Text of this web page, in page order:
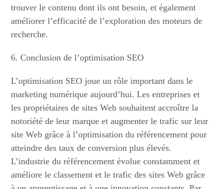
trouver le contenu dont ils ont besoin, et également
améliorer l’efficacité de l’exploration des moteurs de
recherche.
6. Conclusion de l’optimisation SEO
L’optimisation SEO joue un rôle important dans le
marketing numérique aujourd’hui. Les entreprises et
les propriétaires de sites Web souhaitent accroître la
notoriété de leur marque et augmenter le trafic sur leur
site Web grâce à l’optimisation du référencement pour
atteindre des taux de conversion plus élevés.
L’industrie du référencement évolue constamment et
améliore le classement et le trafic des sites Web grâce